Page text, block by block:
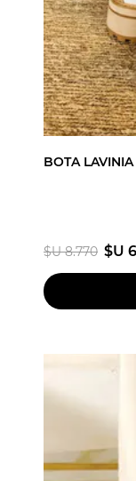
BOTA
$U 8.770 $U